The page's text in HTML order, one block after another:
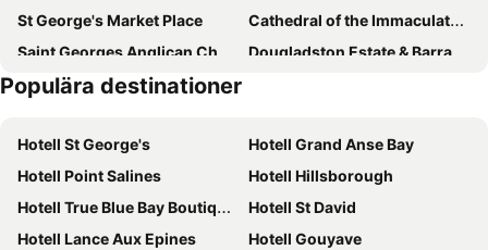
St George's Market Place
Cathedral of the Immaculate Conception St Georges
Saint Georges Anglican Church
Dougladston Estate & Barracks
Maurice Bishop International Airport
Populära destinationer
Hotell St George's
Hotell Grand Anse Bay
Hotell Point Salines
Hotell Hillsborough
Hotell True Blue Bay Boutique Resort
Hotell St David
Hotell Lance Aux Epines
Hotell Gouyave